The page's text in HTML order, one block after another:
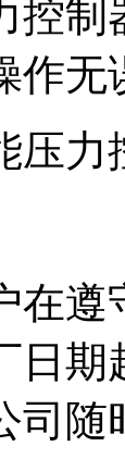
控制
作无
压力
遵守
日期
司随